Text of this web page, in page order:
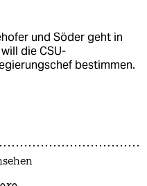
und Söder geht in
die CSU-
bestimmen.